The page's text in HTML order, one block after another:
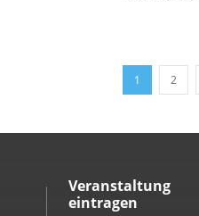
1 2
Veranstaltung
eintragen